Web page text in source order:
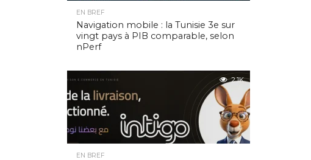
EN BREF
Navigation mobile : la Tunisie 3e sur
vingt pays à PIB comparable, selon
nPerf
2.1K
EN BREF